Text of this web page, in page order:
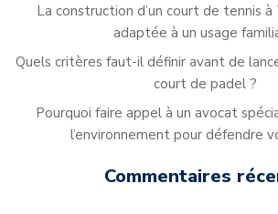
La construction d’un court de tennis
adaptée à un usage
Quels critères faut-il définir avant de
court de padel ?
Pourquoi faire appel à un avocat
l’environnement pour défendre
Commentaires